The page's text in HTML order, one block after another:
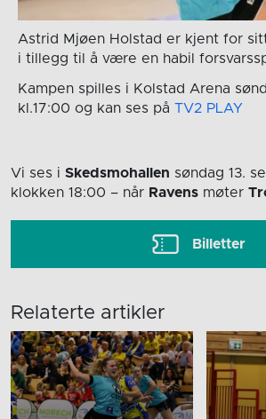
Astrid Mjøen Holstad er kjent for
i tillegg til å være en habil
Kampen spilles i Kolstad Arena
kl.17:00 og kan ses på TV2 PLAY
Vi ses i Skedsmohallen søndag 13.
klokken 18:00 – når Ravens møter
Billetter
Relaterte artikler